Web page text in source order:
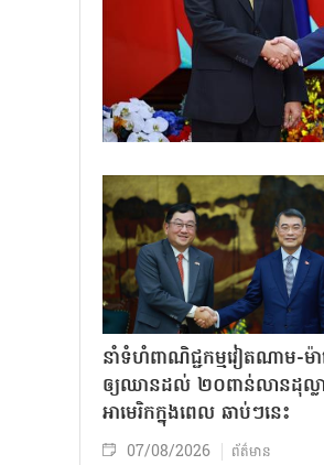
នាំទំហំពាណិជ្ជកម្មវៀតណាម-ម៉
ឲ្យឈានដល់ ២០ពាន់លានដុល្ល
អាមេរិកក្នុងពេល ឆាប់ៗនេះ
07/08/2026 ព័ត៌មាន